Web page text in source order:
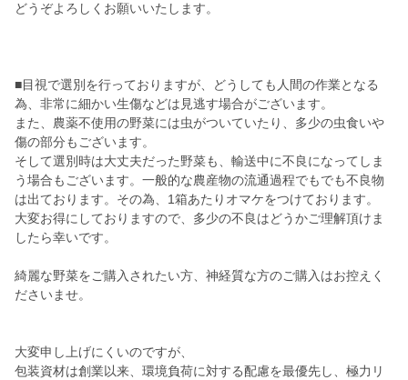
どうぞよろしくお願いいたします。
■目視で選別を行っておりますが、どうしても人間の作業となる
為、非常に細かい生傷などは見逃す場合がございます。
また、農薬不使用の野菜には虫がついていたり、多少の虫食いや
傷の部分もございます。
そして選別時は大丈夫だった野菜も、輸送中に不良になってしま
う場合もございます。一般的な農産物の流通過程でもでも不良物
は出ております。その為、1箱あたりオマケをつけております。
大変お得にしておりますので、多少の不良はどうかご理解頂けま
したら幸いです。
綺麗な野菜をご購入されたい方、神経質な方のご購入はお控えく
ださいませ。
大変申し上げにくいのですが、
包装資材は創業以来、環境負荷に対する配慮を最優先し、極力リ